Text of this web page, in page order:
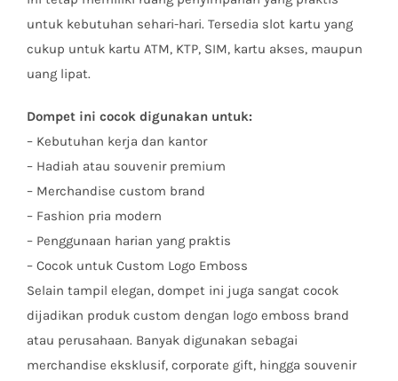
untuk kebutuhan sehari-hari. Tersedia slot kartu yang
cukup untuk kartu ATM, KTP, SIM, kartu akses, maupun
uang lipat.
Dompet ini cocok digunakan untuk:
– Kebutuhan kerja dan kantor
– Hadiah atau souvenir premium
– Merchandise custom brand
– Fashion pria modern
– Penggunaan harian yang praktis
– Cocok untuk Custom Logo Emboss
Selain tampil elegan, dompet ini juga sangat cocok
dijadikan produk custom dengan logo emboss brand
atau perusahaan. Banyak digunakan sebagai
merchandise eksklusif, corporate gift, hingga souvenir